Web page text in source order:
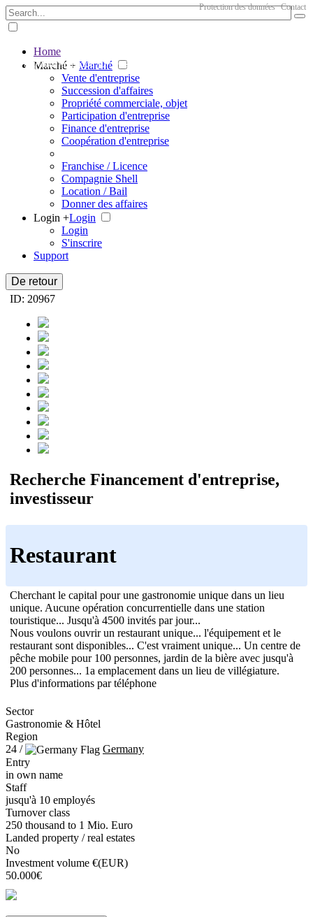
The big marketplace for business
Protection des données Contact
Home
Marché + Marché
Vente d'entreprise
Succession d'affaires
Propriété commerciale, objet
Participation d'entreprise
Finance d'entreprise
Coopération d'entreprise
Franchise / Licence
Compagnie Shell
Location / Bail
Donner des affaires
Login +Login
Login
S'inscrire
Support
De retour
ID: 20967
Recherche Financement d'entreprise,
investisseur
Restaurant
Cherchant le capital pour une gastronomie unique dans un lieu
unique. Aucune opération concurrentielle dans une station
touristique... Jusqu'à 4500 invités par jour...
Nous voulons ouvrir un restaurant unique... l'équipement et le
restaurant sont disponibles... C'est vraiment unique... Un centre de
pêche mobile pour 100 personnes, jardin de la bière avec jusqu'à
200 personnes... 1a emplacement dans un lieu de villégiature.
Plus d'informations par téléphone
Sector
Gastronomie & Hôtel
Region
24 /
Germany
Entry
in own name
Staff
jusqu'à 10 employés
Turnover class
250 thousand to 1 Mio. Euro
Landed property / real estates
No
Investment volume €(EUR)
50.000€